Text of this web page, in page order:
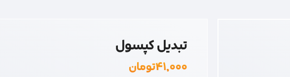
تبدیل کپسول
۴۱,۰۰۰تومان